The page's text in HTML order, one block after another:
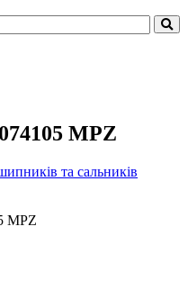
MPZ
та сальників
MPZ